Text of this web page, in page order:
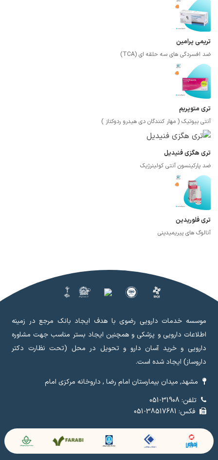
تریمی پرامین
ضد افسردگی های سه حلقه ای (TCA)
تری متوپریم
آنتی بیوتیک ( مهار کنندگان دی هیدرو ردوکتاز )
تری هگزی فنیدیل
ضد پارکینسون آنتی کولینرژیک
تری فلوریدین
آنالوگ های پیریمیدینی
موسسه خدمات دارویی رضوی با هدف ایجاد بانک مرجع در زمینه
اطلاعات دارویی و پزشکی و همچنین ایجاد بستر مناسب جهت مشاوره
دارویی و خرید آسان دارو و تحویل در محل (تحت نظارت دکتر
داروساز) ایجاد شده است.
مشهد, میدان بیمارستان امام رضا , داروخانه مرکزی امام
تلفن: 31908-051
فکس: 38517681-051